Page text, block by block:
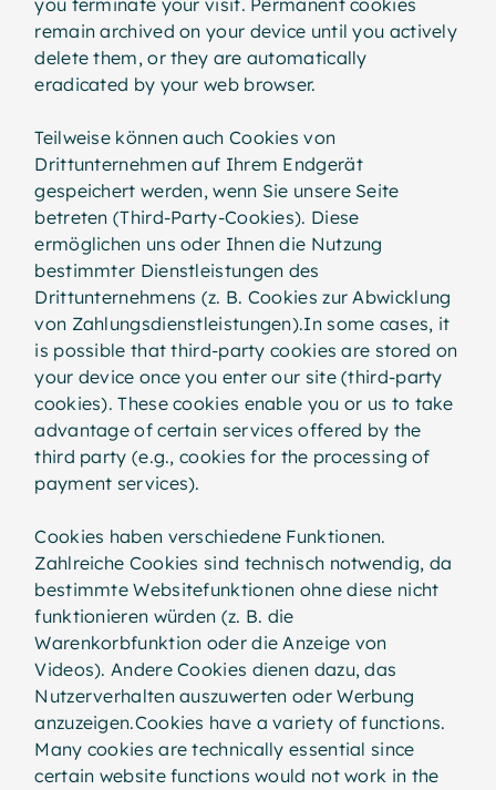
you terminate your visit. Permanent cookies
remain archived on your device until you actively
delete them, or they are automatically
eradicated by your web browser.
Teilweise können auch Cookies von
Drittunternehmen auf Ihrem Endgerät
gespeichert werden, wenn Sie unsere Seite
betreten (Third-Party-Cookies). Diese
ermöglichen uns oder Ihnen die Nutzung
bestimmter Dienstleistungen des
Drittunternehmens (z. B. Cookies zur Abwicklung
von Zahlungsdienstleistungen).In some cases, it
is possible that third-party cookies are stored on
your device once you enter our site (third-party
cookies). These cookies enable you or us to take
advantage of certain services offered by the
third party (e.g., cookies for the processing of
payment services).
Cookies haben verschiedene Funktionen.
Zahlreiche Cookies sind technisch notwendig, da
bestimmte Websitefunktionen ohne diese nicht
funktionieren würden (z. B. die
Warenkorbfunktion oder die Anzeige von
Videos). Andere Cookies dienen dazu, das
Nutzerverhalten auszuwerten oder Werbung
anzuzeigen.Cookies have a variety of functions.
Many cookies are technically essential since
certain website functions would not work in the